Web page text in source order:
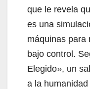
que le revela
es una
máquinas para
bajo control.
Elegido», un
a la